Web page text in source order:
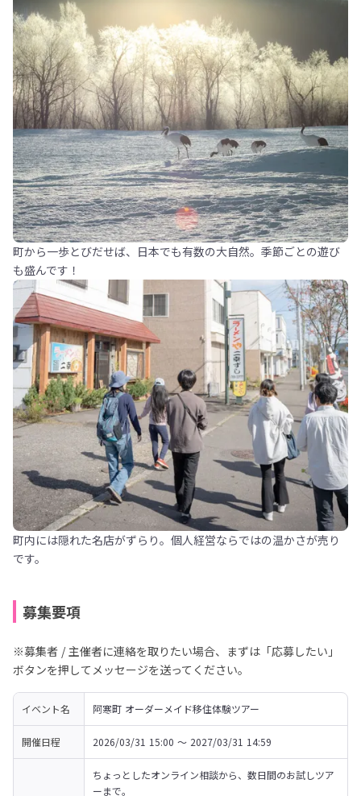
町から一歩とびだせば、日本でも有数の大自然。季節ごとの遊び
も盛んです！
町内には隠れた名店がずらり。個人経営ならではの温かさが売り
です。
募集要項
※募集者 / 主催者に連絡を取りたい場合、まずは「応募したい」
ボタンを押してメッセージを送ってください。
イベント名 阿寒町 オーダーメイド移住体験ツアー
開催日程 2026/03/31 15:00 〜 2027/03/31 14:59
ちょっとしたオンライン相談から、数日間のお試しツア
ーまで。